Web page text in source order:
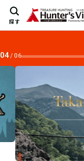
探す
04/ 06